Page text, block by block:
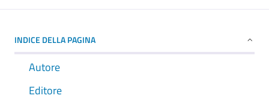
INDICE DELLA PAGINA
Autore
Editore